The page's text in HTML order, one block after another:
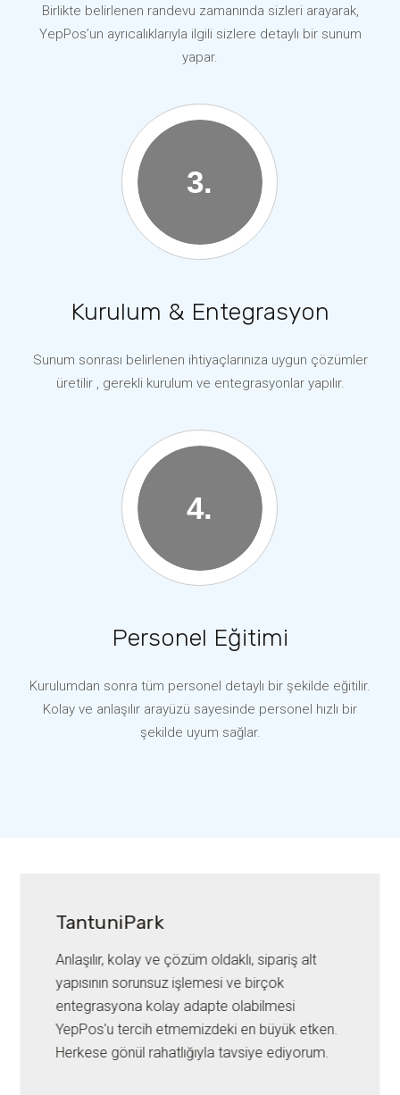
Birlikte belirlenen randevu zamanında sizleri arayarak,
YepPos’un ayrıcalıklarıyla ilgili sizlere detaylı bir sunum
yapar.
Kurulum & Entegrasyon
Sunum sonrası belirlenen ihtiyaçlarınıza uygun çözümler
üretilir , gerekli kurulum ve entegrasyonlar yapılır.
Personel Eğitimi
Kurulumdan sonra tüm personel detaylı bir şekilde eğitilir.
Kolay ve anlaşılır arayüzü sayesinde personel hızlı bir
şekilde uyum sağlar.
Sandaviç Kralı
YepPOS Kullanmadan önce şubelerin stok ve
reçete yönetimini kontrol etmek için ayrı bir
panel tek cihaz kullanmak zorundaydık ama
yepposla hepsini tek bir yerden ve istediğim
cihazdan yer mekan farketmeksizin kontrol